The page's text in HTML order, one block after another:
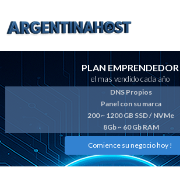
PLAN EMPRENDEDOR
el mas vendido cada año
DNS Propios
Panel con su marca
200 ~ 1200 GB SSD / NVMe
8Gb ~ 60 Gb RAM
Comience su negocio hoy !